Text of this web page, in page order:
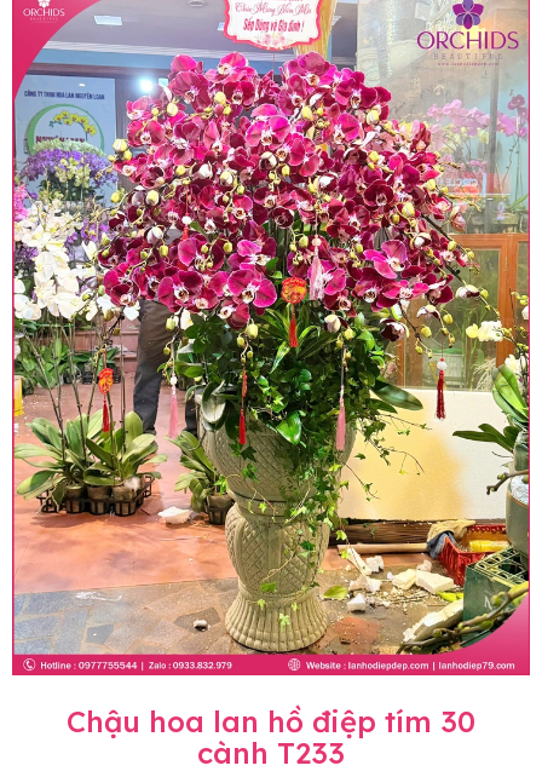
Chậu hoa lan hồ điệp tím 30
cành T233